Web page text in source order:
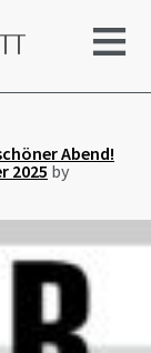
≡
Abend!
2025 by